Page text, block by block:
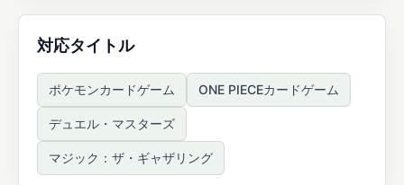
対応タイトル
ポケモンカードゲーム ONE PIECEカードゲーム
デュエル・マスターズ
マジック：ザ・ギャザリング